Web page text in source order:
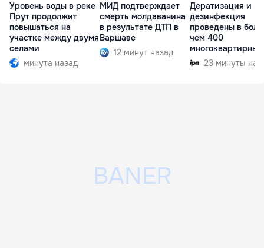
Уровень воды в реке
Прут продолжит
повышаться на
участке между двумя
селами
минута назад
МИД подтверждает
смерть молдаванина
в результате ДТП в
Варшаве
12 минут назад
Дератизация и
дезинфекция
проведены в
чем 400
многоквартирных
домах в
23 минуты